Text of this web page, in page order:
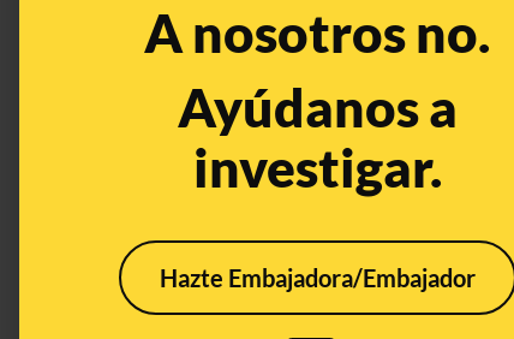
A nosotros no.
Ayúdanos a
investigar.
Hazte Embajadora/Embajador
No, esta foto de Santiago
con la cara de Franco no
May 20, 2022, 10:51:54 AM